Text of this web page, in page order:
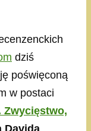
dziś
poświęconą
w postaci
Zwycięstwo,